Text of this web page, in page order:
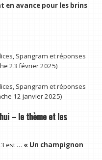
en avance pour les brins
Spangram et réponses
23 février 2025)
Spangram et réponses
12 janvier 2025)
– le thème et les
est … « Un champignon